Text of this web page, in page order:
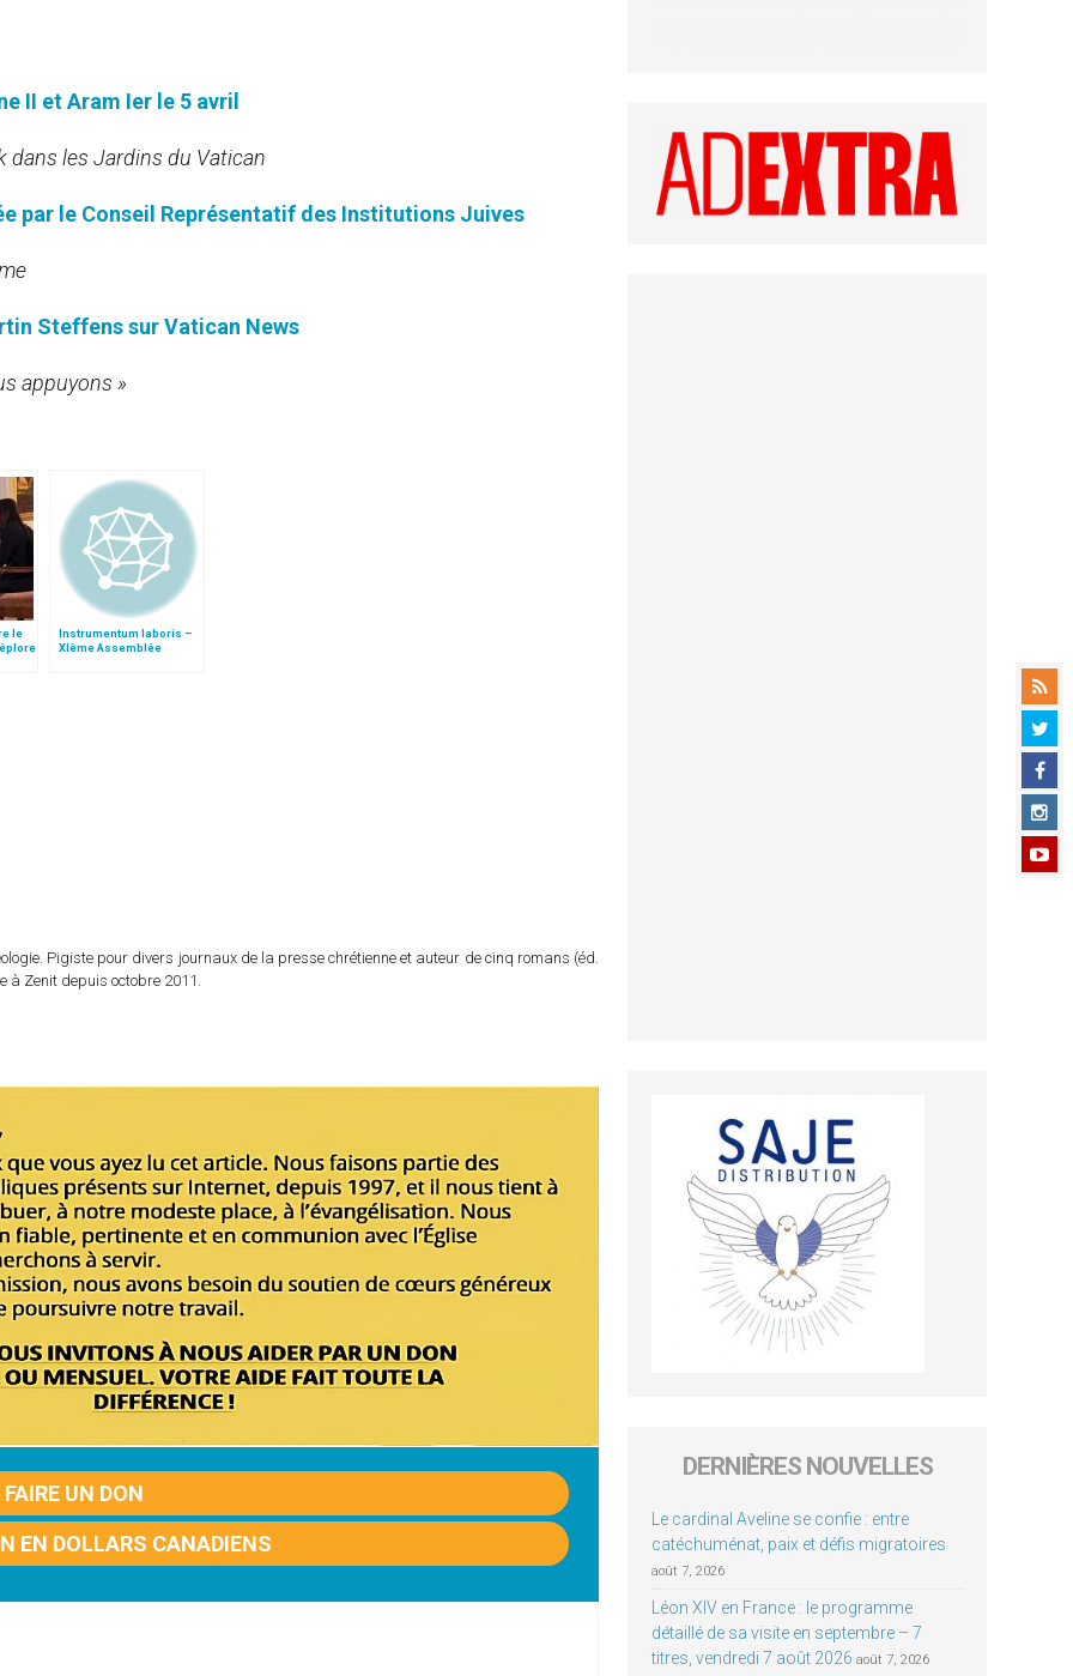
II et Aram Ier le 5 avril
dans les Jardins du Vatican
par le Conseil Représentatif des Institutions Juives
Steffens sur Vatican News
appuyons »
le
Instrumentum laboris –
XIème Assemblée
Pigiste pour divers journaux de la presse chrétienne et auteur de cinq romans (éd.
Zenit depuis octobre 2011.
FAIRE UN DON
EN DOLLARS CANADIENS
DERNIÈRES NOUVELLES
Le cardinal Aveline se confie : entre
catéchuménat, paix et défis migratoires
août 7, 2026
Léon XIV en France : le programme
détaillé de sa visite en septembre – 7
titres, vendredi 7 août 2026 août 7, 2026